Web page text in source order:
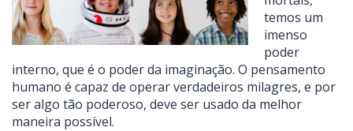
temos um
imenso
poder
interno, que é o poder da imaginação. O pensamento
humano é capaz de operar verdadeiros milagres, e por
ser algo tão poderoso, deve ser usado da melhor
maneira possível.